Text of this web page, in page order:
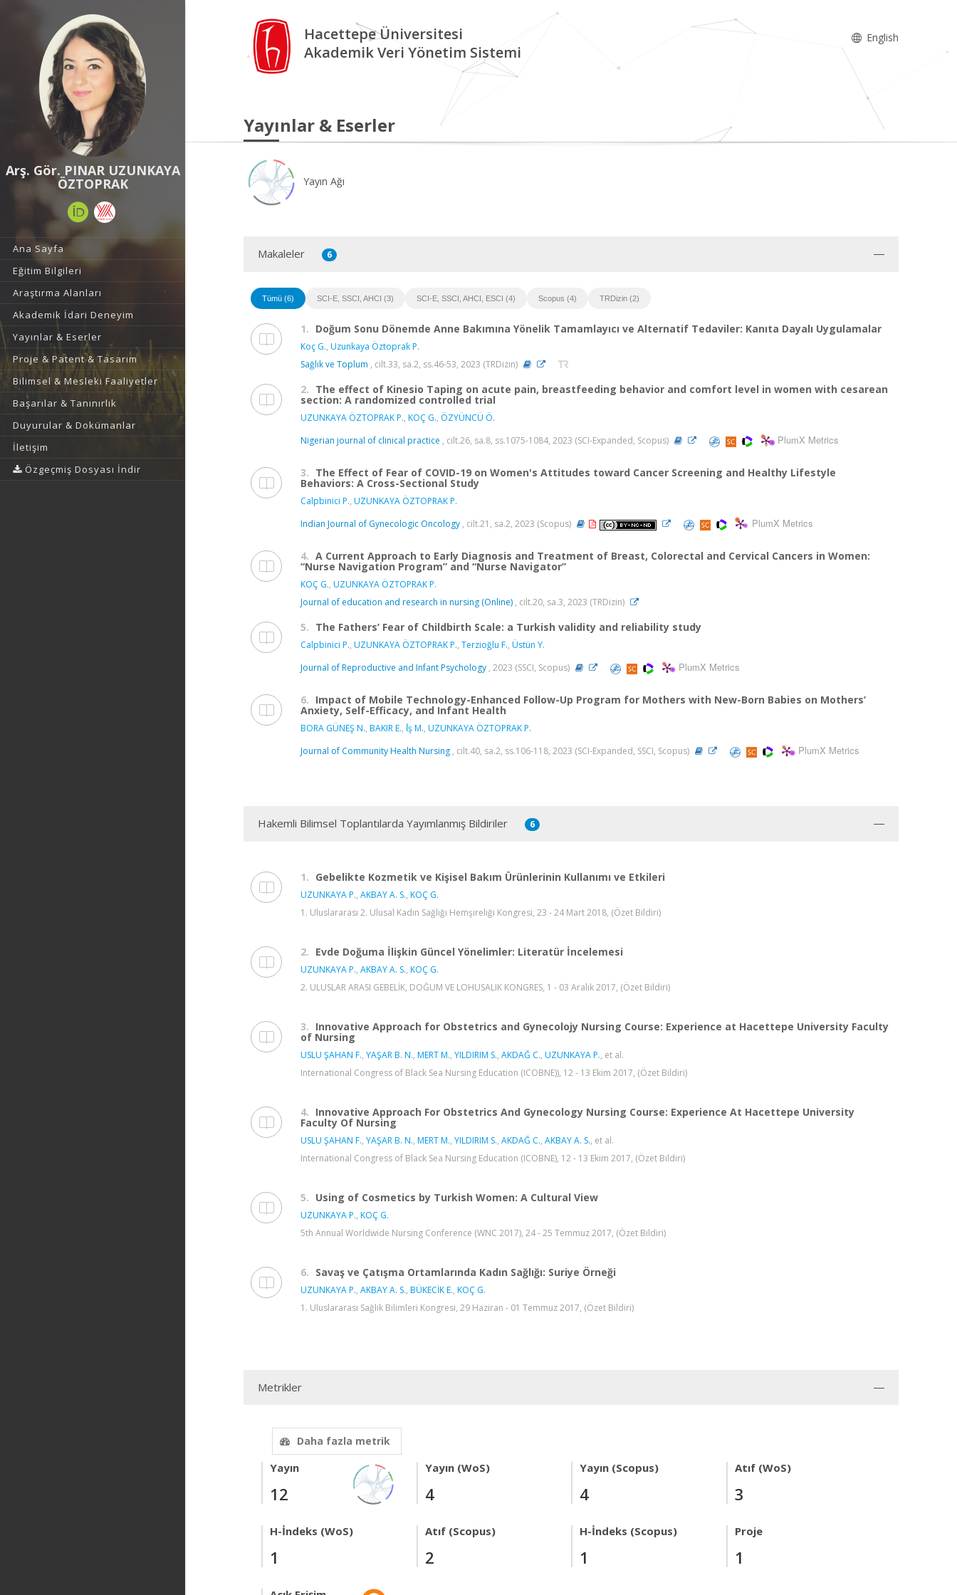
Arş. Gör. PINAR UZUNKAYA
ÖZTOPRAK
Ana Sayfa
Eğitim Bilgileri
Araştırma Alanları
Akademik İdari Deneyim
Yayınlar & Eserler
Proje & Patent & Tasarım
Bilimsel & Mesleki Faaliyetler
Başarılar & Tanınırlık
Duyurular & Dokümanlar
İletişim
Özgeçmiş Dosyası İndir
Hacettepe Üniversitesi
Akademik Veri Yönetim Sistemi
English
Yayınlar & Eserler
Yayın Ağı
Makaleler 6
Tümü (6) SCI-E, SSCI, AHCI (3) SCI-E, SSCI, AHCI, ESCI (4) Scopus (4) TRDizin (2)
1. Doğum Sonu Dönemde Anne Bakımına Yönelik Tamamlayıcı ve Alternatif Tedaviler: Kanıta Dayalı Uygulamalar
Koç G., Uzunkaya Öztoprak P.
Sağlık ve Toplum , cilt.33, sa.2, ss.46-53, 2023 (TRDizin)
2. The effect of Kinesio Taping on acute pain, breastfeeding behavior and comfort level in women with cesarean
section: A randomized controlled trial
UZUNKAYA ÖZTOPRAK P., KOÇ G., ÖZYÜNCÜ Ö.
Nigerian journal of clinical practice , cilt.26, sa.8, ss.1075-1084, 2023 (SCI-Expanded, Scopus) PlumX Metrics
3. The Effect of Fear of COVID-19 on Women's Attitudes toward Cancer Screening and Healthy Lifestyle
Behaviors: A Cross-Sectional Study
Calpbinici P., UZUNKAYA ÖZTOPRAK P.
Indian Journal of Gynecologic Oncology , cilt.21, sa.2, 2023 (Scopus) PlumX Metrics
4. A Current Approach to Early Diagnosis and Treatment of Breast, Colorectal and Cervical Cancers in Women:
“Nurse Navigation Program” and “Nurse Navigator”
KOÇ G., UZUNKAYA ÖZTOPRAK P.
Journal of education and research in nursing (Online) , cilt.20, sa.3, 2023 (TRDizin)
5. The Fathers’ Fear of Childbirth Scale: a Turkish validity and reliability study
Calpbinici P., UZUNKAYA ÖZTOPRAK P., Terzioğlu F., Üstün Y.
Journal of Reproductive and Infant Psychology , 2023 (SSCI, Scopus) PlumX Metrics
6. Impact of Mobile Technology-Enhanced Follow-Up Program for Mothers with New-Born Babies on Mothers’
Anxiety, Self-Efficacy, and Infant Health
BORA GÜNEŞ N., BAKIR E., İ̇ş M., UZUNKAYA ÖZTOPRAK P.
Journal of Community Health Nursing , cilt.40, sa.2, ss.106-118, 2023 (SCI-Expanded, SSCI, Scopus) PlumX Metrics
Hakemli Bilimsel Toplantılarda Yayımlanmış Bildiriler 6
1. Gebelikte Kozmetik ve Kişisel Bakım Ürünlerinin Kullanımı ve Etkileri
UZUNKAYA P., AKBAY A. S., KOÇ G.
1. Uluslararası 2. Ulusal Kadın Sağlığı Hemşireliği Kongresi, 23 - 24 Mart 2018, (Özet Bildiri)
2. Evde Doğuma İlişkin Güncel Yönelimler: Literatür İncelemesi
UZUNKAYA P., AKBAY A. S., KOÇ G.
2. ULUSLAR ARASI GEBELİK, DOĞUM VE LOHUSALIK KONGRES, 1 - 03 Aralık 2017, (Özet Bildiri)
3. Innovative Approach for Obstetrics and Gynecolojy Nursing Course: Experience at Hacettepe University Faculty
of Nursing
USLU ŞAHAN F., YAŞAR B. N., MERT M., YILDIRIM S., AKDAĞ C., UZUNKAYA P., et al.
International Congress of Black Sea Nursing Education (ICOBNE)), 12 - 13 Ekim 2017, (Özet Bildiri)
4. Innovative Approach For Obstetrics And Gynecology Nursing Course: Experience At Hacettepe University
Faculty Of Nursing
USLU ŞAHAN F., YAŞAR B. N., MERT M., YILDIRIM S., AKDAĞ C., AKBAY A. S., et al.
International Congress of Black Sea Nursing Education (ICOBNE), 12 - 13 Ekim 2017, (Özet Bildiri)
5. Using of Cosmetics by Turkish Women: A Cultural View
UZUNKAYA P., KOÇ G.
5th Annual Worldwide Nursing Conference (WNC 2017), 24 - 25 Temmuz 2017, (Özet Bildiri)
6. Savaş ve Çatışma Ortamlarında Kadın Sağlığı: Suriye Örneği
UZUNKAYA P., AKBAY A. S., BÜKECİK E., KOÇ G.
1. Uluslararası Sağlık Bilimleri Kongresi, 29 Haziran - 01 Temmuz 2017, (Özet Bildiri)
Metrikler
Daha fazla metrik
Yayın
12
Yayın (WoS)
4
Yayın (Scopus)
4
Atıf (WoS)
3
H-İndeks (WoS)
1
Atıf (Scopus)
2
H-İndeks (Scopus)
1
Proje
1